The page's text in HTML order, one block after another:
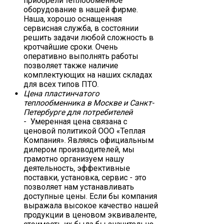
оборудование в нашей фирме.
Наша, хорошо оснащенная
сервисная служба, в состоянии
решить задачи любой сложность в
кротчайшие сроки. Очень
оперативно выполнять работы
позволяет также наличие
комплектующих на наших складах
для всех типов ПТО.
Цена пластинчатого
теплообменника в Москве и Санкт-
Петербурге для потребителей
- Умеренная цена связана с
ценовой политикой ООО «Теплая
Компания». Являясь официальным
дилером производителей, мы
грамотно организуем нашу
деятельность, эффективные
поставки, установка, сервис - это
позволяет нам устанавливать
доступные цены. Если бы компания
выражала высокое качество нашей
продукции в ценовом эквиваленте,